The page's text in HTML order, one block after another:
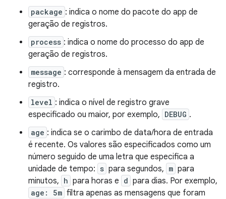
package : indica o nome do pacote do app de
geração de registros.
process : indica o nome do processo do app de
geração de registros.
message : corresponde à mensagem da entrada de
registro.
level : indica o nível de registro grave
especificado ou maior, por exemplo, DEBUG .
age : indica se o carimbo de data/hora de entrada
é recente. Os valores são especificados como um
número seguido de uma letra que especifica a
unidade de tempo: s para segundos, m para
minutos, h para horas e d para dias. Por exemplo,
age: 5m filtra apenas as mensagens que foram